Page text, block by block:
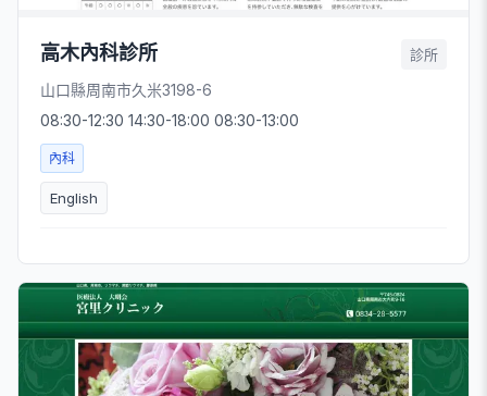
高木內科診所 診所
山口縣周南市久米3198-6
08:30-12:30 14:30-18:00 08:30-13:00
內科
English